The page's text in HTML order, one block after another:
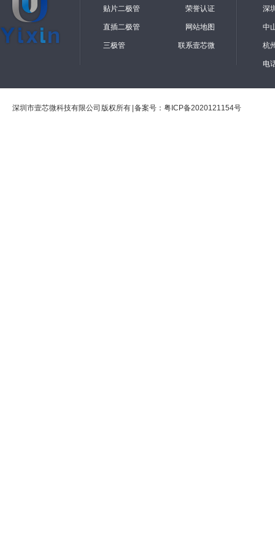
贴片二极管 荣誉认证
直插二极管 网站地图
三极管 联系壹芯微
深
中
杭
电
深圳市壹芯微科技有限公司 版权所有 | 备案号：粤ICP备2020121154号